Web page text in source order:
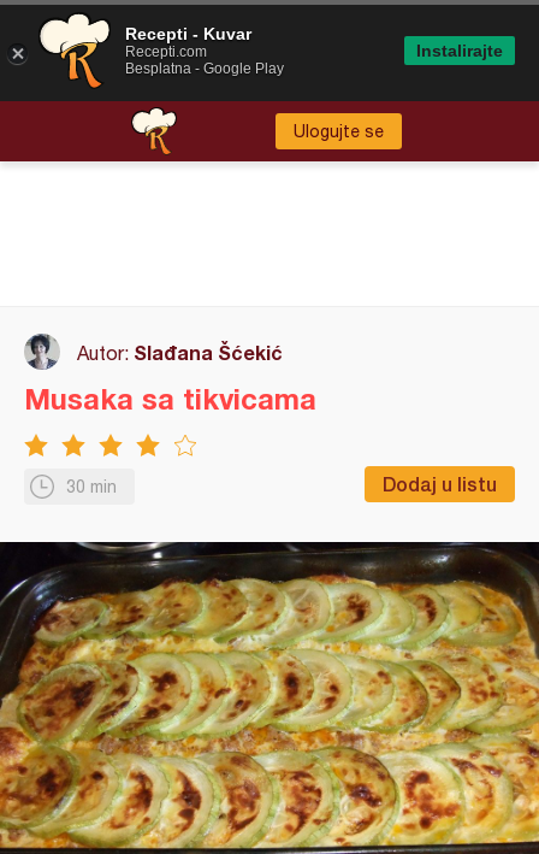
Ulogujte se
Autor: Slađana Šćekić
30 min Dodaj u listu
Musaka sa tikvicama
Recepti - Kuvar
Recepti.com
Besplatna - Google Play
Instalirajte